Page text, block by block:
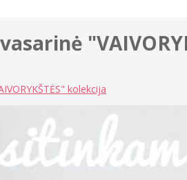
kolekcija